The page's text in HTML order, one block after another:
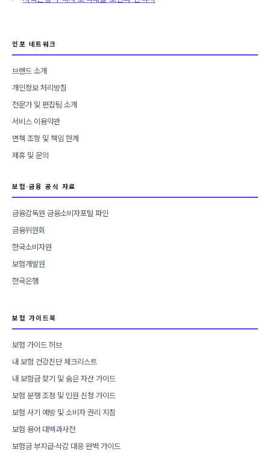
리
인포 네트워크
브랜드 소개
개인정보 처리방침
전문가 및 편집팀 소개
서비스 이용약관
면책 조항 및 책임 한계
제휴 및 문의
보험·금융 공식 자료
금융감독원 금융소비자포털 파인
금융위원회
한국소비자원
보험개발원
한국은행
보험 가이드북
보험 가이드 허브
내 보험 건강진단 체크리스트
내 보험금 찾기 및 숨은 자산 가이드
보험 분쟁 조정 및 민원 신청 가이드
보험 사기 예방 및 소비자 권리 지침
보험 용어 대백과사전
보험금 부지급·삭감 대응 완벽 가이드